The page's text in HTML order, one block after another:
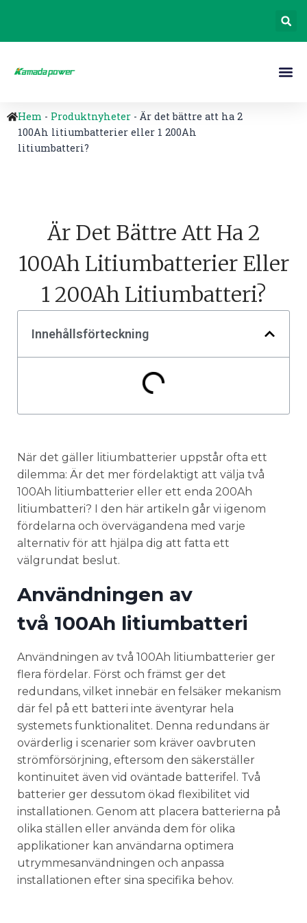
Hem - Produktnyheter - Är det bättre att ha 2
100Ah litiumbatterier eller 1 200Ah
litiumbatteri?
Är Det Bättre Att Ha 2
100Ah Litiumbatterier Eller
1 200Ah Litiumbatteri?
Innehållsförteckning
När det gäller litiumbatterier uppstår ofta ett
dilemma: Är det mer fördelaktigt att välja två
100Ah litiumbatterier eller ett enda 200Ah
litiumbatteri? I den här artikeln går vi igenom
fördelarna och övervägandena med varje
alternativ för att hjälpa dig att fatta ett
välgrundat beslut.
Användningen av
två 100Ah litiumbatteri
Användningen av två 100Ah litiumbatterier ger
flera fördelar. Först och främst ger det
redundans, vilket innebär en felsäker mekanism
där fel på ett batteri inte äventyrar hela
systemets funktionalitet. Denna redundans är
ovärderlig i scenarier som kräver oavbruten
strömförsörjning, eftersom den säkerställer
kontinuitet även vid oväntade batterifel. Två
batterier ger dessutom ökad flexibilitet vid
installationen. Genom att placera batterierna på
olika ställen eller använda dem för olika
applikationer kan användarna optimera
utrymmesanvändningen och anpassa
installationen efter sina specifika behov.